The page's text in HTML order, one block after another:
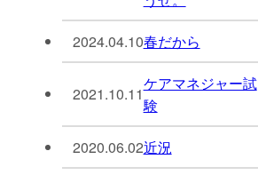
2024.04.10春だから
2021.10.11
ケアマネジャー試
験
2020.06.02近況